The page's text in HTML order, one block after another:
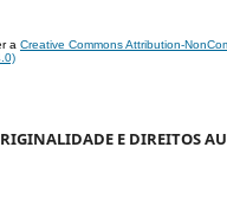
a Creative Commons Attribution-
E DIREITOS